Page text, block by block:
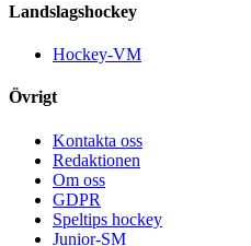
Landslagshockey
Hockey-VM
Övrigt
Kontakta oss
Redaktionen
Om oss
GDPR
Speltips hockey
Junior-SM